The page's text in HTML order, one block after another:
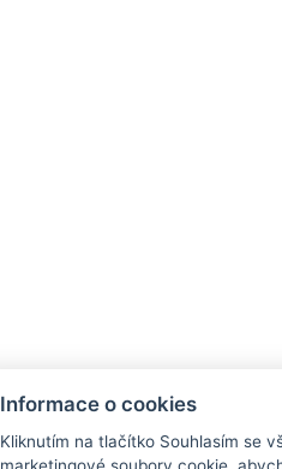
Informace o cookies
Kliknutím na tlačítko Souhlasím se